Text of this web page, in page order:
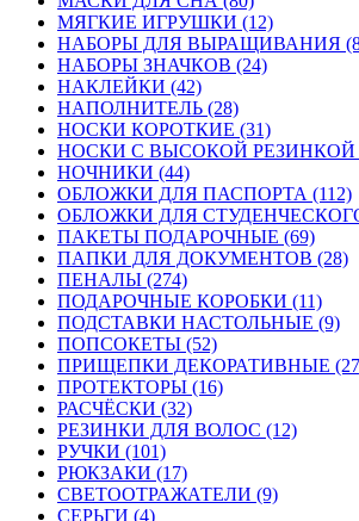
МЯГКИЕ ИГРУШКИ (12)
НАБОРЫ ДЛЯ ВЫРАЩИВАНИЯ
НАБОРЫ ЗНАЧКОВ (24)
НАКЛЕЙКИ (42)
НАПОЛНИТЕЛЬ (28)
НОСКИ КОРОТКИЕ (31)
НОСКИ С ВЫСОКОЙ РЕЗИНКОЙ
НОЧНИКИ (44)
ОБЛОЖКИ ДЛЯ ПАСПОРТА (112)
ОБЛОЖКИ ДЛЯ
ПАКЕТЫ ПОДАРОЧНЫЕ (69)
ПАПКИ ДЛЯ ДОКУМЕНТОВ (28)
ПЕНАЛЫ (274)
ПОДАРОЧНЫЕ КОРОБКИ (11)
ПОДСТАВКИ НАСТОЛЬНЫЕ (9)
ПОПСОКЕТЫ (52)
ПРИЩЕПКИ ДЕКОРАТИВНЫЕ
ПРОТЕКТОРЫ (16)
РАСЧЁСКИ (32)
РЕЗИНКИ ДЛЯ ВОЛОС (12)
РУЧКИ (101)
РЮКЗАКИ (17)
СВЕТООТРАЖАТЕЛИ (9)
СЕРЬГИ (4)